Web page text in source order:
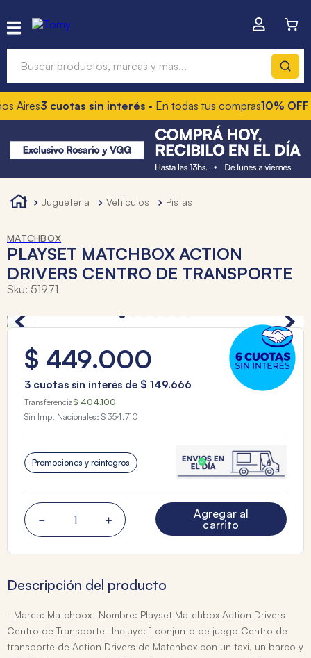
Aires3 cuotas sin interés• En todas tus compras10% OFF
jugueteria vehiculos pistas
MATCHBOX
PLAYSET MATCHBOX ACTION
DRIVERS CENTRO DE TRANSPORTE
Sku: 51971
$ 449.000
3 cuotas sin interés de $ 149.666
Transferencia$ 404.100
Sin Imp. Nacionales: $ 354.710
Promociones y reintegros
＋
－
Agregar al
carrito
Descripción del producto
- Marca: Matchbox- Nombre: Playset Matchbox Action Drivers
Centro de Transporte- Incluye: 1 conjunto de juego Centro de
transporte de Action Drivers de Matchbox con un taxi, un barco y
Términos más buscados
1.
hot wheels
3